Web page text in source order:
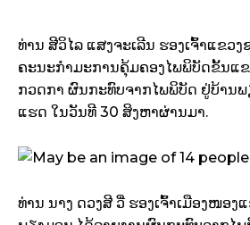
ທ່ານ ສີວິໄລ ແສງຈະເລີນ ຮອງເຈົ້າແຂວ
ຄະນະກຳມະການຄຸ້ມຄອງໄພພິບັດຂັ້ນແຂ
ກວດກາ ຜົນກະທົບຈາກໄພພິບັດ ຢູ່ບ້ານພ
ແຮດ ໃນວັນທີ 30 ສິງຫາຜ່ານມາ.
ທ່ານ ນາງ ດວງສີ ວື່ ຮອງເຈົ້າເມືອງໜອງ